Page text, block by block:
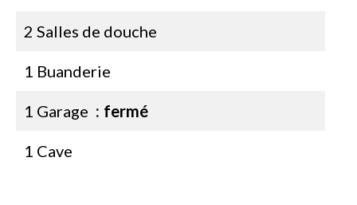
2 Salles de douche
1 Buanderie
1 Garage fermé
1 Cave